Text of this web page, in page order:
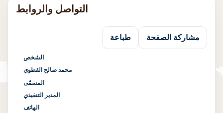
التواصل والروابط
مشاركة الصفحة طباعة
الشخص
محمد صالح القطوي
المسمّى
المدير التنفيذي
الهاتف